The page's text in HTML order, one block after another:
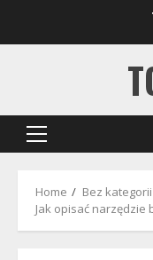
Primary
Home
Bez kategorii
Jak opisać narzędzie